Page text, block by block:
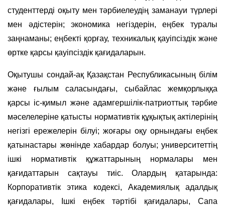
студенттерді оқыту мен тәрбиелеудің заманауи түрлері
мен әдістерін; экономика негіздерін, еңбек туралы
заңнаманы; еңбекті қорғау, техникалық қауіпсіздік және
өртке қарсы қауіпсіздік қағидаларын.
Оқытушы сондай-ақ Қазақстан Республикасының білім
және ғылым саласындағы, сыбайлас жемқорлыққа
қарсы іс-қимыл және адамгершілік-патриоттық тәрбие
мәселелеріне қатысты нормативтік құқықтық актілерінің
негізгі ережелерін білуі; жоғары оқу орнындағы еңбек
қатынастары жөнінде хабардар болуы; университеттің
ішкі нормативтік құжаттарының нормалары мен
қағидаттарын сақтауы тиіс. Олардың қатарында:
Корпоративтік этика кодексі, Академиялық адалдық
қағидалары, Ішкі еңбек тәртібі қағидалары, Сапа